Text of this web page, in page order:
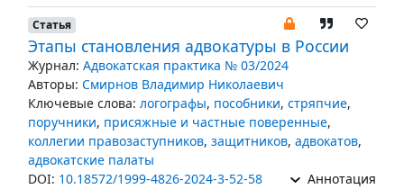
Статья
Этапы становления адвокатуры в России
Журнал: Адвокатская практика № 03/2024
Авторы: Смирнов Владимир Николаевич
Ключевые слова: логографы, пособники, стряпчие,
поручники, присяжные и частные поверенные,
коллегии правозаступников, защитников, адвокатов,
адвокатские палаты
DOI: 10.18572/1999-4826-2024-3-52-58 Аннотация